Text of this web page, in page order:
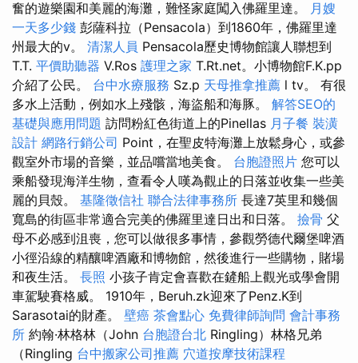
奮的遊樂園和美麗的海灘，難怪家庭闖入佛羅里達。
月嫂
一天多少錢 彭薩科拉（Pensacola）到1860年，佛羅里達
州最大的v。 清潔人員 Pensacola歷史博物館讓人聯想到
T.T. 平價助聽器 V.Ros 護理之家 T.Rt.net。小博物館F.K.pp
介紹了公民。 台中水療服務 Sz.p 天母推拿推薦 l tv。 有很
多水上活動，例如水上殘骸，海盜船和海豚。 解答SEO的
基礎與應用問題 訪問粉紅色街道上的Pinellas 月子餐 裝潢
設計 網路行銷公司 Point，在聖皮特海灘上放鬆身心，或參
觀室外市場的音樂，並品嚐當地美食。 台胞證照片 您可以
乘船發現海洋生物，查看令人嘆為觀止的日落並收集一些美
麗的貝殼。 基隆徵信社 聯合法律事務所 長達7英里和幾個
寬島的街區非常適合完美的佛羅里達日出和日落。 撿骨 父
母不必感到沮喪，您可以做很多事情，參觀勞德代爾堡啤酒
小徑沿線的精釀啤酒廠和博物館，然後進行一些購物，賭場
和夜生活。 長照 小孩子肯定會喜歡在鏟船上觀光或學會開
車駕駛賽格威。 1910年，Beruh.zk迎來了Penz.K到
Sarasotai的財產。 壁癌 茶會點心 免費律師詢問 會計事務
所 約翰·林格林（John 台胞證台北 Ringling）林格兄弟
（Ringling 台中搬家公司推薦 穴道按摩技術課程